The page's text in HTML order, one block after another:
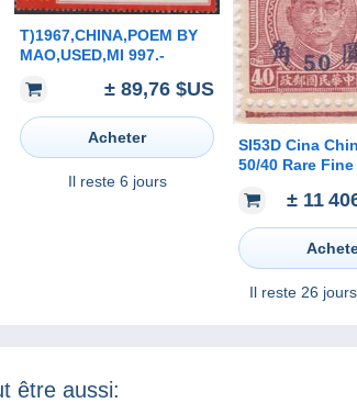
T)1967,CHINA,POEM BY
MAO,USED,MI 997.-
± 89,76 $US
Acheter
Il reste 6 jours
SI53D Cina
50/40 Rare Fine Yuan
NO gum± 11
Il reste 26
être aussi: